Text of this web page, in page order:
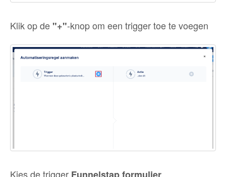
Klik op de "+"-knop om een trigger toe te voegen
Kies de trigger